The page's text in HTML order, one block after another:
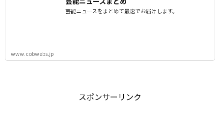
芸能ニュースをまとめて最速でお届けします。
www.cobwebs.jp
スポンサーリンク